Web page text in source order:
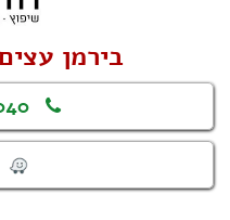
בירמן